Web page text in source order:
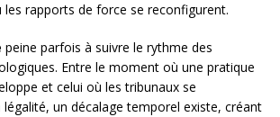
rapports de force se reconfigurent.
peine parfois à suivre le rythme des
Entre le moment où une pratique
et celui où les tribunaux se
un décalage temporel existe, créant